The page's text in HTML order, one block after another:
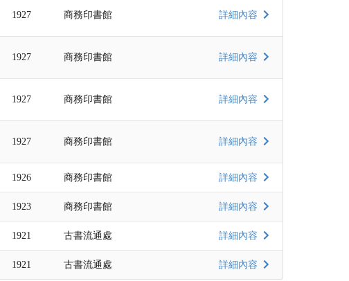
1927 商務印書館 詳細內容
1927 商務印書館 詳細內容
1927 商務印書館 詳細內容
1927 商務印書館 詳細內容
1926 商務印書館 詳細內容
1923 商務印書館 詳細內容
1921 古書流通處 詳細內容
1921 古書流通處 詳細內容